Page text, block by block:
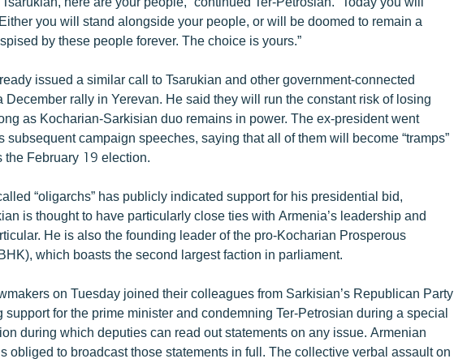
you will stand alongside your people, or will be doomed to remain a
by these people forever. The choice is yours.”
issued a similar call to Tsarukian and other government-connected
December rally in Yerevan. He said they will run the constant risk of losing
as Kocharian-Sarkisian duo remains in power. The ex-president went
subsequent campaign speeches, saying that all of them will become “tramps”
the February 19 election.
“oligarchs” has publicly indicated support for his presidential bid,
is thought to have particularly close ties with Armenia’s leadership and
He is also the founding leader of the pro-Kocharian Prosperous
which boasts the second largest faction in parliament.
on Tuesday joined their colleagues from Sarkisian’s Republican Party
support for the prime minister and condemning Ter-Petrosian during a special
during which deputies can read out statements on any issue. Armenian
obliged to broadcast those statements in full. The collective verbal assault on